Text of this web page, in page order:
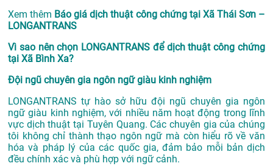
Xem thêm Báo giá dịch thuật công chứng tại Xã Thái Sơn –
LONGANTRANS
Vì sao nên chọn LONGANTRANS để dịch thuật công chứng
tại Xã Bình Xa?
Đội ngũ chuyên gia ngôn ngữ giàu kinh nghiệm
LONGANTRANS tự hào sở hữu đội ngũ chuyên gia ngôn
ngữ giàu kinh nghiệm, với nhiều năm hoạt động trong lĩnh
vực dịch thuật tại Tuyên Quang. Các chuyên gia của chúng
tôi không chỉ thành thạo ngôn ngữ mà còn hiểu rõ về văn
hóa và pháp lý của các quốc gia, đảm bảo mỗi bản dịch
đều chính xác và phù hợp với ngữ cảnh.